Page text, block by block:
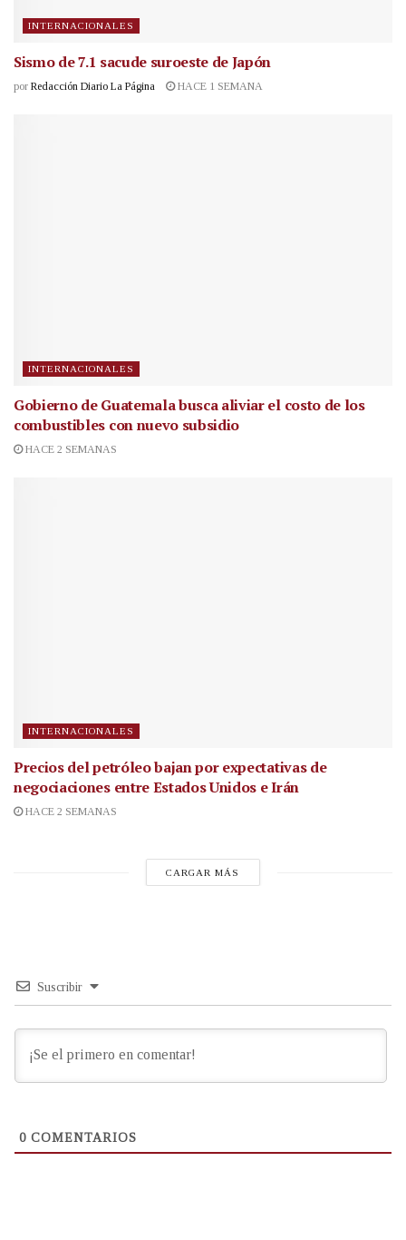
INTERNACIONALES
Sismo de 7.1 sacude suroeste de Japón
por Redacción Diario La Página HACE 1 SEMANA
INTERNACIONALES
Gobierno de Guatemala busca aliviar el costo de los
combustibles con nuevo subsidio
HACE 2 SEMANAS
INTERNACIONALES
Precios del petróleo bajan por expectativas de
negociaciones entre Estados Unidos e Irán
HACE 2 SEMANAS
CARGAR MÁS
Suscribir
0 COMENTARIOS